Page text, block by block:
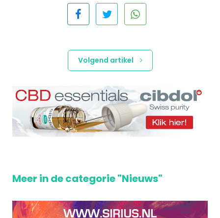
Volgend artikel
Meer in de categorie "Nieuws"